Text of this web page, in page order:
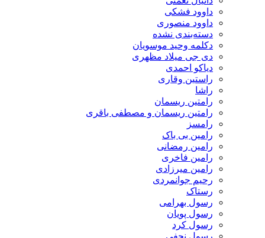
داوود فشکی
داوود منصوری
دسته‌بندی نشده
دکلمه وحید موسویان
دی جی میلاد مظهری
دیاکو احمدی
راستین وقاری
راشا
رامتین ریسمان
رامتین ریسمان و مصطفی باقری
رامسز
رامین بی باک
رامین رمضانی
رامین فاخری
رامین میرزادی
رحیم جوانمردی
رستاک
رسول بهرامی
رسول پویان
رسول کرد
رسول نجفی